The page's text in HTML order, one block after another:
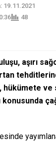
19.11.2021
48
aşırı
hükümete
konusunda